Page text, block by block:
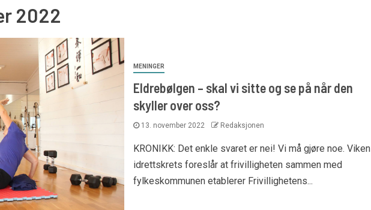
2022
MENINGER
Eldrebølgen – skal vi sitte og se på når den
skyller over oss?
13. november 2022 Redaksjonen
KRONIKK: Det enkle svaret er nei! Vi må gjøre noe. Viken
idrettskrets foreslår at frivilligheten sammen med
fylkeskommunen etablerer Frivillighetens...